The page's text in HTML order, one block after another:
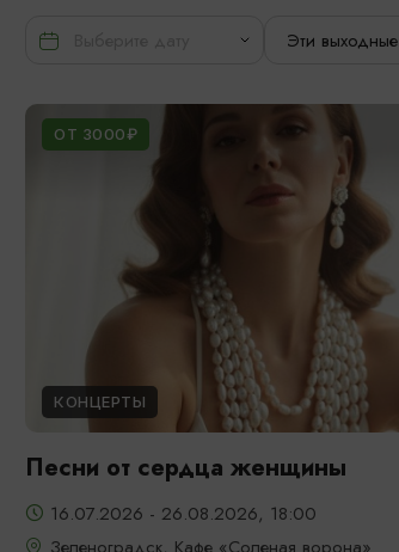
Эти выходные
ОТ 3000₽
КОНЦЕРТЫ
Песни от сердца женщины
16.07.2026 - 26.08.2026, 18:00